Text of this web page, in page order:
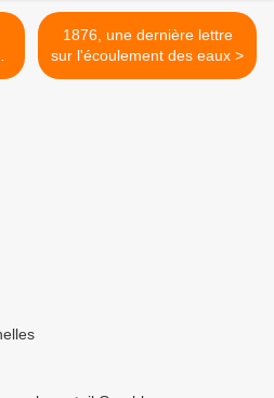
1876, une dernière lettre
sur l'écoulement des eaux >